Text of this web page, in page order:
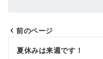
投
前のページ
夏休みは来週です！